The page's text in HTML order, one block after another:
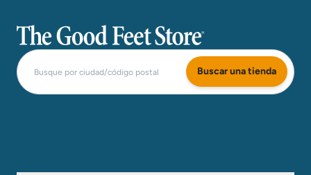
The Good Feet Store
Buscar una tienda